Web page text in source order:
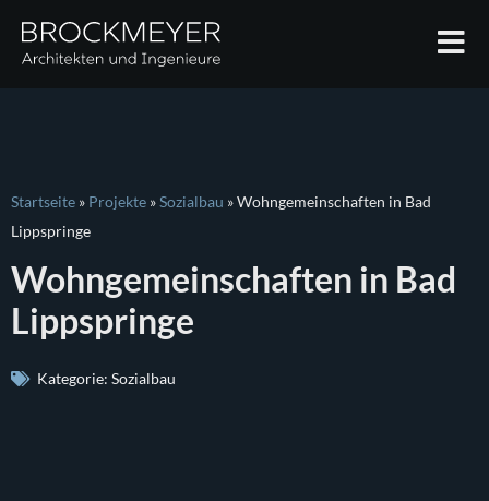
Startseite » Projekte »Sozialbau »Wohngemeinschaften in Bad
Lippspringe
Wohngemeinschaften in Bad
Lippspringe
Kategorie: Sozialbau